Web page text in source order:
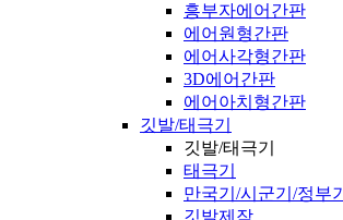
흥부자에어간판
에어원형간판
에어사각형간판
3D에어간판
에어아치형간판
깃발/태극기
깃발/태극기
태극기
만국기/시군기/정부기